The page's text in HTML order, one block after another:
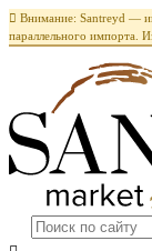
 Внимание: Santreyd —
параллельного импорта.